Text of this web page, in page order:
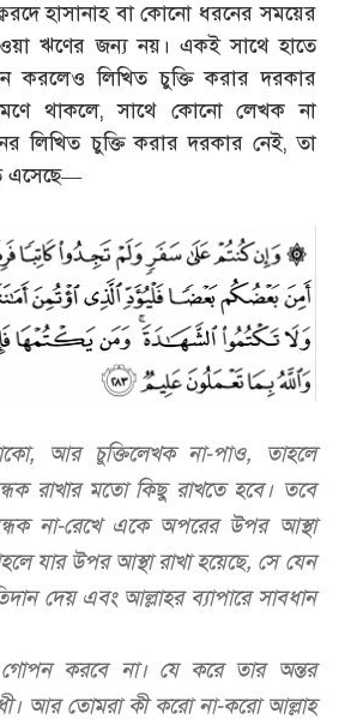
হাসানাহ বা কোনো ধরনের সময়ের
ঋণের জন্য নয়। একই সাথে হাতে
করলেও লিখিত চুক্তি করার দরকার
থাকলে, সাথে কোনো লেখক না
লিখিত চুক্তি করার দরকার নেই, তা
এসেছে—
আর চুক্তিলেখক না-পাও, তাহলে
রাখার মতো কিছু রাখতে হবে। তবে
না-রেখে একে অপরের উপর আস্থা
যার উপর আস্থা রাখা হয়েছে, সে যেন
দেয় এবং আল্লাহর ব্যাপারে সাবধান
গোপন করবে না। যে করে তার অন্তর
আর তোমরা কী করো না-করো আল্লাহ